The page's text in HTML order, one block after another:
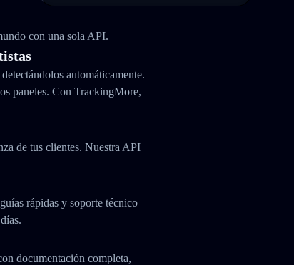
con una sola API.
automáticamente.
paneles. Con TrackingMore,
de tus clientes. Nuestra API
rápidas y soporte técnico
documentación completa,